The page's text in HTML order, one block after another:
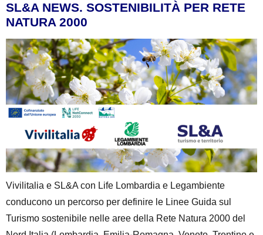
SL&A NEWS. SOSTENIBILITÀ PER RETE
NATURA 2000
Vivilitalia e SL&A con Life Lombardia e Legambiente
conducono un percorso per definire le Linee Guida sul
Turismo sostenibile nelle aree della Rete Natura 2000 del